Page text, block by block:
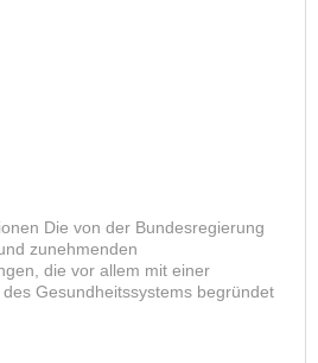
Die von der Bundesregierung
zunehmenden
die vor allem mit einer
Gesundheitssystems begründet